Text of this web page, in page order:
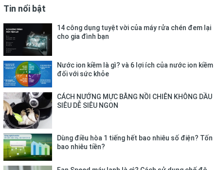
* Hình ảnh chỉ mang tính chất minh họa
Công nghệ làm lạnh
- Máy lạnh có công suất làm lạnh2 HP - 18.000 BTU thích hợp
dùng trong những gian phòng có diện tích từ 20 - 30m² (từ 60
đến 80m³).
- Thiết kế cải tiến với kích thước quạt gió lớn hơn 15%, cánh
đảo gió được làm rộng hơn 31%, cửa gió vào rộng hơn 18%
cùng chế độ Fast Cooling giúp khí lạnh phân tán xa hơn, rộng
Tin nổi bật
14 công dụng tuyệt vời của máy rửa chén đem lại
cho gia đình bạn
Nước ion kiềm là gì? và 6 lợi ích của nước ion kiềm
đối với sức khỏe
CÁCH NƯỚNG MỰC BẰNG NỒI CHIÊN KHÔNG DẦU
SIÊU DỄ SIÊU NGON
Dùng điều hòa 1 tiếng hết bao nhiêu số điện? Tốn
bao nhiêu tiền?